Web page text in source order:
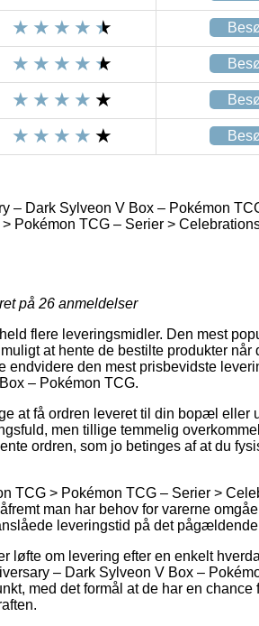
– Dark Sylveon V Box – Pokémon
Pokémon TCG – Serier >
på 26 anmeldelser
flere leveringsmidler. Den mest
at hente de bestilte produkter
endvidere den mest prisbevidste
– Pokémon TCG.
at få ordren leveret til din bopæl eller
men tillige temmelig
ordren, som jo betinges af at du
TCG > Pokémon TCG – Serier >
man har behov for varerne
leveringstid på det
løfte om levering efter en enkelt
– Dark Sylveon V Box –
med det formål at de har en